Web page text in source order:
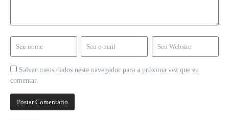
Salvar meus dados neste navegador para a próxima vez que eu
comentar.